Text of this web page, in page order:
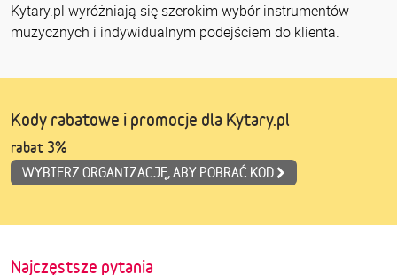
Kytary.pl wyróżniają się szerokim wybór instrumentów
muzycznych i indywidualnym podejściem do klienta.
Kody rabatowe i promocje dla Kytary.pl
rabat 3%
WYBIERZ ORGANIZACJĘ, ABY POBRAĆ KOD
Najczęstsze pytania